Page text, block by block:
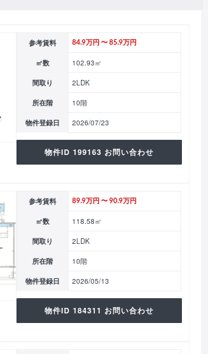
参考賃料 84.9万円 〜 85.9万円
㎡数 102.93㎡
間取り 2LDK
所在階 10階
物件登録日 2026/07/23
物件ID 199163 お問い合わせ
参考賃料 89.9万円 〜 90.9万円
㎡数 118.58㎡
間取り 2LDK
所在階 10階
物件登録日 2026/05/13
物件ID 184311 お問い合わせ